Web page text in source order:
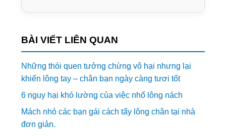
BÀI VIẾT LIÊN QUAN
Những thói quen tưởng chừng vô hại nhưng lại
khiến lông tay – chân bạn ngày càng tươi tốt
6 nguy hại khó lường của việc nhổ lông nách
Mách nhỏ các bạn gái cách tẩy lông chân tại nhà
đơn giản.